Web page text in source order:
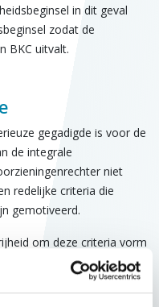
in dit geval
zodat de
BKC uitvalt.
gegadigde is voor de
de integrale
niet
redelijke criteria die
gemotiveerd.
om deze criteria vorm
doel voorop moet staan.
de criteria